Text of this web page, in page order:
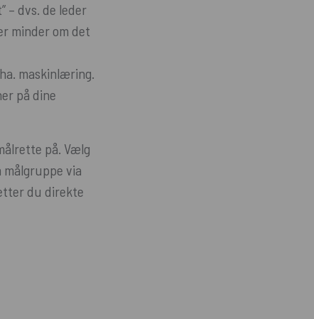
– dvs. de leder
minder om det
maskinlæring.
på dine
på. Vælg
målgruppe via
du direkte